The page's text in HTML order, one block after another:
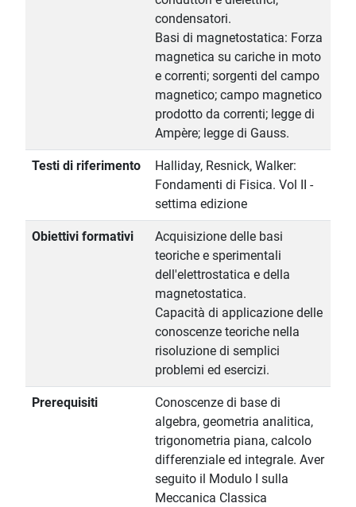
condensatori.
Basi di magnetostatica: Forza
magnetica su cariche in moto
e correnti; sorgenti del campo
magnetico; campo magnetico
prodotto da correnti; legge di
Ampère; legge di Gauss.
Testi di riferimento
Halliday, Resnick, Walker:
Fondamenti di Fisica. Vol II -
settima edizione
Obiettivi formativi
Acquisizione delle basi
teoriche e sperimentali
dell'elettrostatica e della
magnetostatica.
Capacità di applicazione delle
conoscenze teoriche nella
risoluzione di semplici
problemi ed esercizi.
Prerequisiti
Conoscenze di base di
algebra, geometria analitica,
trigonometria piana, calcolo
differenziale ed integrale. Aver
seguito il Modulo I sulla
Meccanica Classica